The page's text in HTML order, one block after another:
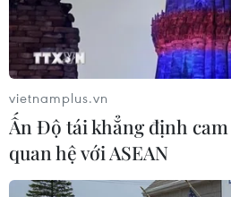
vietnamplus.vn
Ấn Độ tái khẳng định
quan hệ với ASEAN